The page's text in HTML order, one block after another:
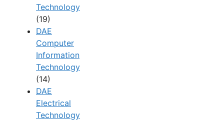
Technology
(19)
DAE
Computer
Information
Technology
(14)
DAE
Electrical
Technology